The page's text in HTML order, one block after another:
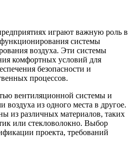
играют важную роль в
системы
воздуха. Эти системы
комфортных условий для
безопасности и
процессов.
вентиляционной системы и
воздуха из одного места в другое.
из различных материалов, таких
или стекловолокно. Выбор
проекта, требований